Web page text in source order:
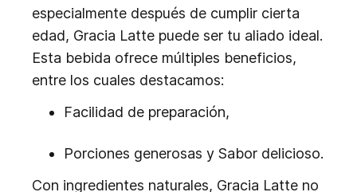
especialmente después de cumplir cierta
edad, Gracia Latte puede ser tu aliado ideal.
Esta bebida ofrece múltiples beneficios,
entre los cuales destacamos:
Facilidad de preparación,
Porciones generosas y Sabor delicioso.
Con ingredientes naturales, Gracia Latte no